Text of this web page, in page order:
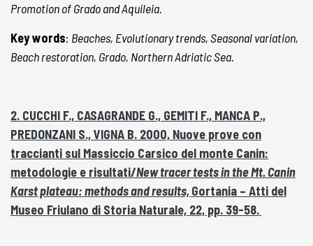
Promotion of Grado and Aquileia.
Key words: Beaches, Evolutionary trends, Seasonal variation,
Beach restoration, Grado, Northern Adriatic Sea.
2. CUCCHI F., CASAGRANDE G., GEMITI F., MANCA P.,
PREDONZANI S., VIGNA B. 2000, Nuove prove con
traccianti sul Massiccio Carsico del monte Canin:
metodologie e risultati/New tracer tests in the Mt. Canin
Karst plateau: methods and results,Gortania – Atti del
Museo Friulano di Storia Naturale, 22, pp. 39-58.